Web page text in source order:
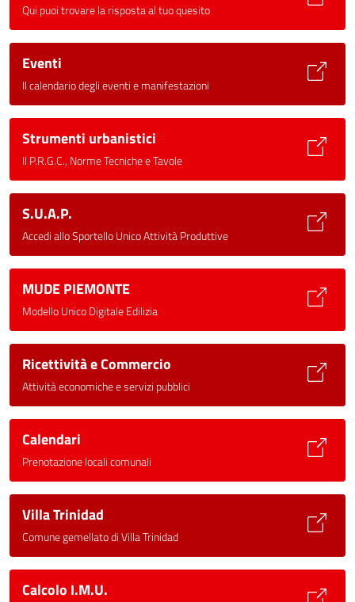
Qui puoi trovare la risposta al tuo quesito
Eventi
Il calendario degli eventi e manifestazioni
Strumenti urbanistici
Il P.R.G.C., Norme Tecniche e Tavole
S.U.A.P.
Accedi allo Sportello Unico Attività Produttive
MUDE PIEMONTE
Modello Unico Digitale Edilizia
Ricettività e Commercio
Attività economiche e servizi pubblici
Calendari
Prenotazione locali comunali
Villa Trinidad
Comune gemellato di Villa Trinidad
Calcolo I.M.U.